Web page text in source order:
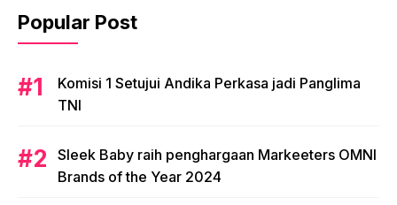
Popular Post
Komisi 1 Setujui Andika Perkasa jadi Panglima
TNI
Sleek Baby raih penghargaan Markeeters OMNI
Brands of the Year 2024